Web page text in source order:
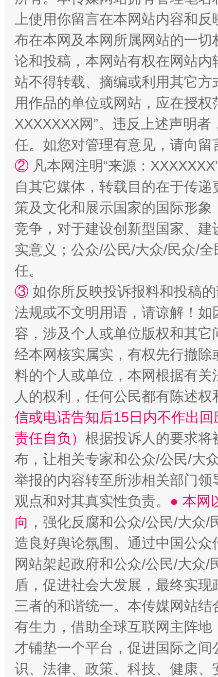
“蜀中异人”王建安的艺术幻境
上使用你留言在本网站内容和
布在本网及本网所属网站的一
论和投稿，本网站有权在网站
站不得转载、摘编或利用其它
用作品的单位或网站，应在授
XXXXXXX网”。违反上述声明
任。如您对管理有意见，请向
② 凡本网注明“来源：
自其它媒体，转载目的在于传
策及文化和展示国家的国际形
竞争，对于建设创新型国家、
实意义；公众/公民/大众/民众/
任。
③ 如你所反映投诉报料和投稿
法规或不文明用语，请谅解！
容，涉及个人或单位版权和其它
经本网核实属实，有权先行撤
料的个人或单位，本网根据有
人的权利，任何公民都有陈述
信或电话告知后15日内不作出
责任自负） 根据投诉人的要求将
布，让相关专家和公众/公民/大
举报的内容转至所涉相关部门
观点和对其真实性负责。 ● 本网
向 ，强化反腐和公众/公民/大众
造良好舆论氛围。通过中国公
网站架起政府和公众/公民/大众
盾，促进社会大发展，最终实
三者的和谐统一。本传媒网站
有生力，借助全球互联网主阵
才铺垫一个平台，促进国际之
识、法律、政策、科技、健康